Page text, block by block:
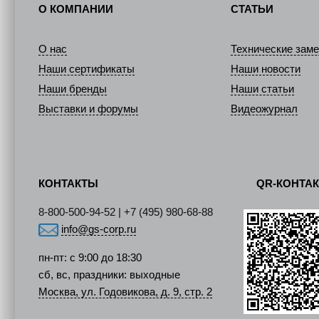
О КОМПАНИИ
О нас
Наши сертификаты
Наши бренды
Выставки и форумы
СТАТЬИ
Технические
Наши новости
Наши статьи
Видеожурнал
КОНТАКТЫ
8-800-500-94-52 | +7 (495) 980-68-88
info@gs-corp.ru
пн-пт: с 9:00 до 18:30
сб, вс, праздники: выходные
Москва, ул. Годовикова, д. 9, стр. 2
QR-